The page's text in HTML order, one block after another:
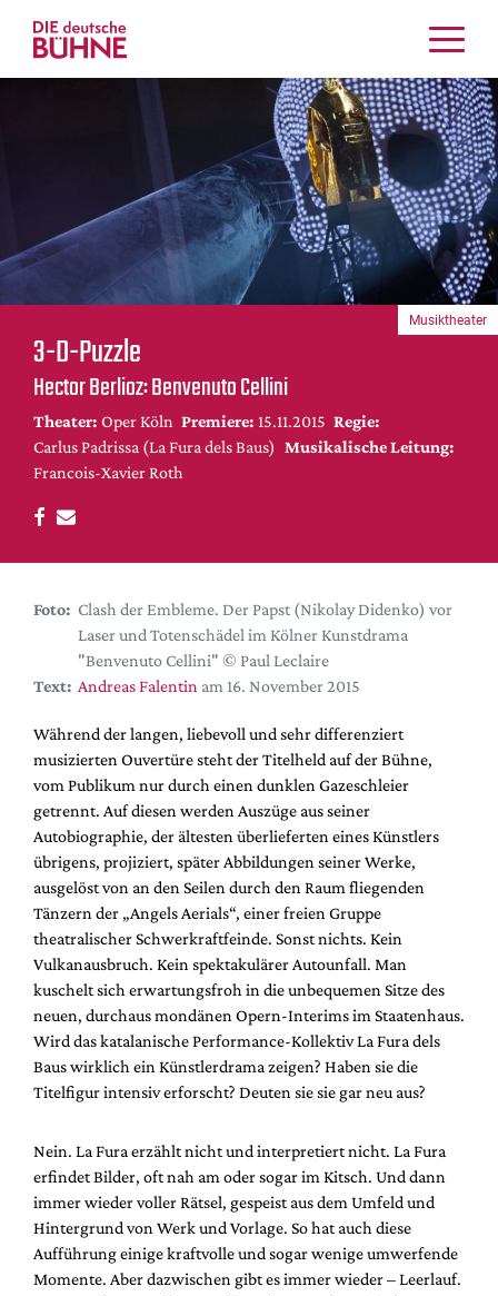
Crossover
Bühnenwelt
Festivals & Veranstaltungen
Menschen & Theater
Themen
Internationales
Nachrufe
Medientipps
DdB-map
Kalender
Festival-Planer
Hefte
Alle Hefte
Leseproben
Podcast
Service
Shop / Abo
Newsletter
Redaktion
Autor:innen
Partner
Mediadaten
Suche
3-D-Puzzle
Hector Berlioz: Benvenuto Cellini
Theater: Oper Köln Premiere: 15.11.2015 Regie:
Carlus Padrissa (La Fura dels Baus) Musikalische Leitung:
Francois-Xavier Roth
Musiktheater
Foto: Clash der Embleme. Der Papst (Nikolay Didenko) vor
Laser und Totenschädel im Kölner Kunstdrama
"Benvenuto Cellini" © Paul Leclaire
Text: Andreas Falentin am 16. November 2015
Während der langen, liebevoll und sehr differenziert
musizierten Ouvertüre steht der Titelheld auf der Bühne,
vom Publikum nur durch einen dunklen Gazeschleier
getrennt. Auf diesen werden Auszüge aus seiner
Autobiographie, der ältesten überlieferten eines Künstlers
übrigens, projiziert, später Abbildungen seiner Werke,
ausgelöst von an den Seilen durch den Raum fliegenden
Tänzern der „Angels Aerials“, einer freien Gruppe
theatralischer Schwerkraftfeinde. Sonst nichts. Kein
Vulkanausbruch. Kein spektakulärer Autounfall. Man
kuschelt sich erwartungsfroh in die unbequemen Sitze des
neuen, durchaus mondänen Opern-Interims im Staatenhaus.
Wird das katalanische Performance-Kollektiv La Fura dels
Baus wirklich ein Künstlerdrama zeigen? Haben sie die
Titelfigur intensiv erforscht? Deuten sie sie gar neu aus?
Nein. La Fura erzählt nicht und interpretiert nicht. La Fura
erfindet Bilder, oft nah am oder sogar im Kitsch. Und dann
immer wieder voller Rätsel, gespeist aus dem Umfeld und
Hintergrund von Werk und Vorlage. So hat auch diese
Aufführung einige kraftvolle und sogar wenige umwerfende
Momente. Aber dazwischen gibt es immer wieder – Leerlauf.